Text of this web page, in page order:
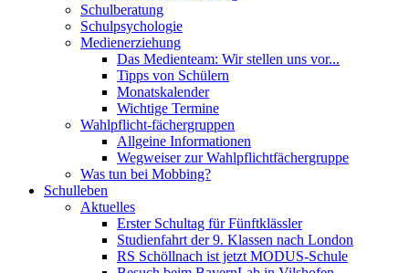
Schulberatung
Schulpsychologie
Medienerziehung
Das Medienteam: Wir stellen uns vor...
Tipps von Schülern
Monatskalender
Wichtige Termine
Wahlpflicht-fächergruppen
Allgeine Informationen
Wegweiser zur Wahlpflichtfächergruppe
Was tun bei Mobbing?
Schulleben
Aktuelles
Erster Schultag für Fünftklässler
Studienfahrt der 9. Klassen nach London
RS Schöllnach ist jetzt MODUS-Schule